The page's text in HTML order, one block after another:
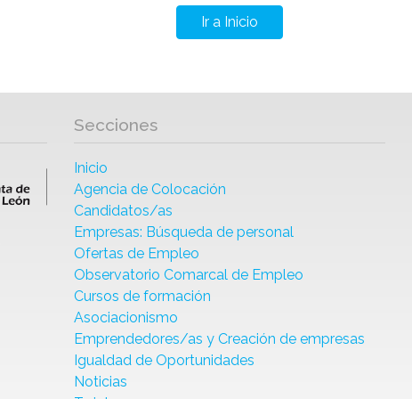
Ir a Inicio
Secciones
Inicio
Agencia de Colocación
Candidatos/as
Empresas: Búsqueda de personal
Ofertas de Empleo
Observatorio Comarcal de Empleo
Cursos de formación
Asociacionismo
Emprendedores/as y Creación de empresas
Igualdad de Oportunidades
Noticias